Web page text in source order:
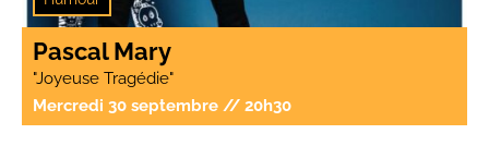
Pascal Mary
"Joyeuse Tragédie"
Mercredi 30 septembre // 20h30